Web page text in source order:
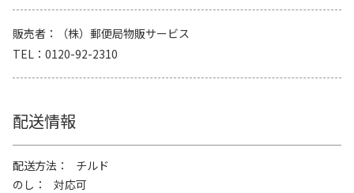
販売者
（株）郵便局物販サービス
TEL
0120-92-2310
配送情報
配送方法
チルド
のし
対応可